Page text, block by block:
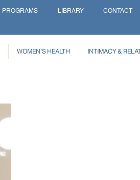
PROGRAMS LIBRARY CONTACT
WOMEN'S HEALTH INTIMACY &